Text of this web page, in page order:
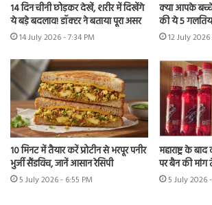
14 दिन चीनी छोड़कर देखें, शरीर में दिखेंगे
ये बड़े बदलाव! डॉक्टर ने बताया पूरा असर
14 July 2026 - 7:34 PM
क्या आपके
की ये 5
12 July
10 मिनट में तैयार करें प्रोटीन से भरपूर पनीर
भुर्जी सैंडविच, जानें आसान रेसिपी
5 July 2026 - 6:55 PM
महाराष्ट्र के
पर बैन की मांग
5 July 2026